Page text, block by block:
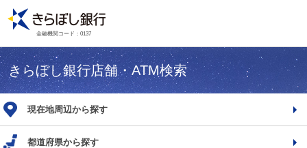
金融機関コード：0137
きらぼし銀行店舗・ATM検索
現在地周辺から探す
都道府県から探す